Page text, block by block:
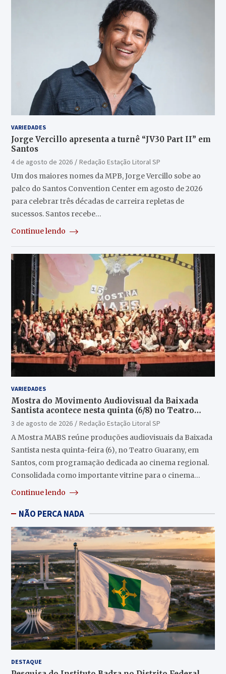
VARIEDADES
Jorge Vercillo apresenta a turnê “JV30 Part II” em
Santos
4 de agosto de 2026
Redação Estação Litoral SP
Um dos maiores nomes da MPB, Jorge Vercillo sobe ao
palco do Santos Convention Center em agosto de 2026
para celebrar três décadas de carreira repletas de
sucessos. Santos recebe…
Continue lendo
VARIEDADES
Mostra do Movimento Audiovisual da Baixada
Santista acontece nesta quinta (6/8) no Teatro
Guarany
3 de agosto de 2026
Redação Estação Litoral SP
A Mostra MABS reúne produções audiovisuais da Baixada
Santista nesta quinta-feira (6), no Teatro Guarany, em
Santos, com programação dedicada ao cinema regional.
Consolidada como importante vitrine para o cinema…
Continue lendo
NÃO PERCA NADA
DESTAQUE